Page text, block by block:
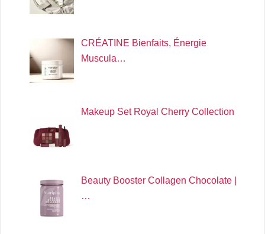
CRÉATINE Bienfaits, Énergie
Muscula…
Makeup Set Royal Cherry Collection
Beauty Booster Collagen Chocolate |
…